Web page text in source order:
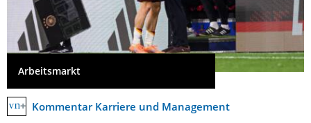
Arbeitsmarkt
Kommentar Karriere und Management